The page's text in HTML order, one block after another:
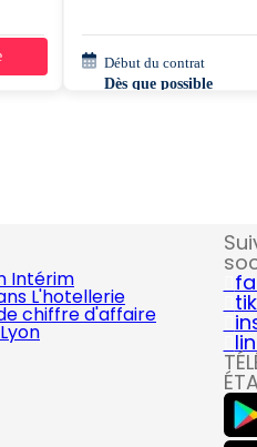
Début du contrat
Dès que possible
Intérim
L'hotellerie
chiffre d'affaire